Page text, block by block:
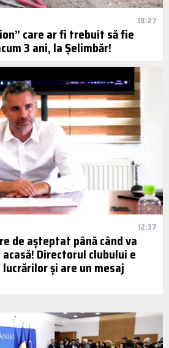
18:27
care ar fi trebuit să fie
3 ani, la Șelimbăr!
12:37
de așteptat până când va
Directorul clubului e
și are un mesaj